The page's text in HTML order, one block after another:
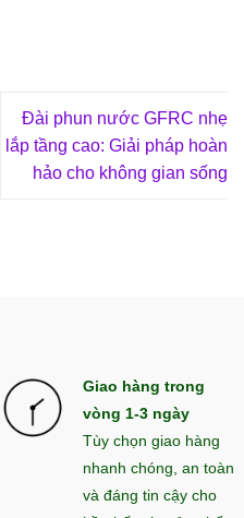
Đài phun nước GFRC nhẹ
lắp tầng cao: Giải pháp hoàn
hảo cho không gian sống
Giao hàng trong
vòng 1-3 ngày
Tùy chọn giao hàng
nhanh chóng, an toàn
và đáng tin cậy cho